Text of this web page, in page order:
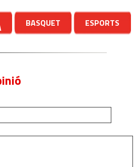
BASQUET ESPORTS